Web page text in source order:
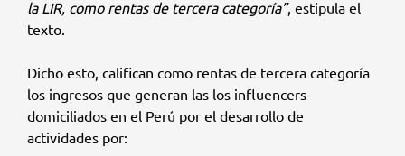
la LIR, como rentas de tercera categoría”, estipula el
texto.
Dicho esto, califican como rentas de tercera categoría
los ingresos que generan las los influencers
domiciliados en el Perú por el desarrollo de
actividades por: